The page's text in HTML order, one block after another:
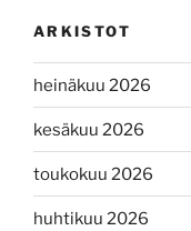
ARKISTOT
heinäkuu 2026
kesäkuu 2026
toukokuu 2026
huhtikuu 2026